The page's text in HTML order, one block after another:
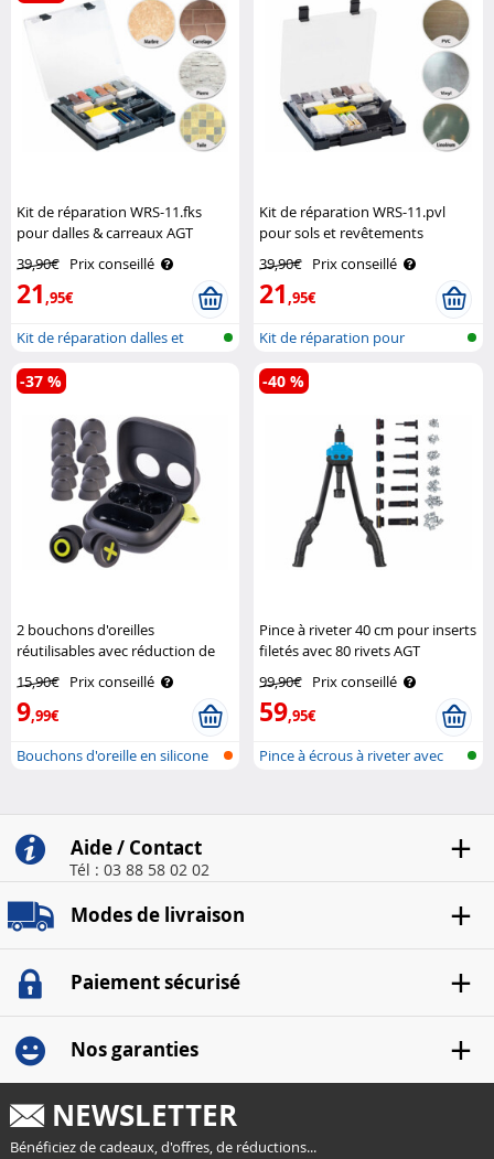
Kit de réparation WRS-11.fks
pour dalles & carreaux AGT
39,90€ Prix conseillé
21,95€
Kit de réparation dalles et
carreau..
Kit de réparation WRS-11.pvl
pour sols et revêtements
39,90€ Prix conseillé
21,95€
Kit de réparation pour
revêtement p..
2 bouchons d'oreilles
réutilisables avec réduction de
15,90€ Prix conseillé
9,99€
-37 %
Bouchons d'oreille en silicone
Pince à riveter 40 cm pour inserts
filetés avec 80 rivets AGT
99,90€ Prix conseillé
59,95€
-40 %
Pince à écrous à riveter avec
Aide / Contact
Tél : 03 88 58 02 02
Modes de livraison
Paiement sécurisé
Nos garanties
NEWSLETTER
Bénéficiez de cadeaux, d'offres, de réductions...